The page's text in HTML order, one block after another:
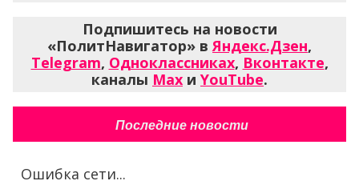
Подпишитесь на новости
«ПолитНавигатор» вЯндекс.Дзен,
Telegram, Одноклассниках, Вконтакте,
каналы Max и YouTube.
Последние новости
Ошибка сети...